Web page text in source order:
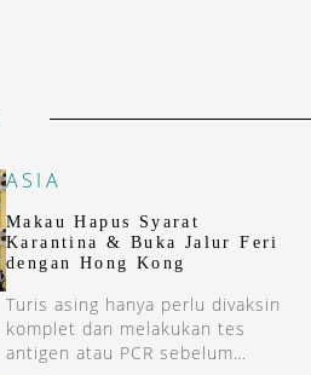
ASIA
Makau Hapus Syarat
Karantina & Buka Jalur Feri
dengan Hong Kong
Turis asing hanya perlu divaksin
komplet dan melakukan tes
antigen atau PCR sebelum